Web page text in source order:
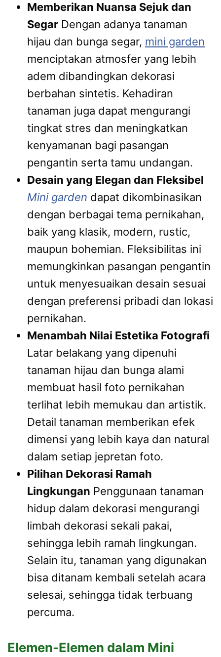
Memberikan Nuansa Sejuk dan
Segar Dengan adanya tanaman
hijau dan bunga segar, mini garden
menciptakan atmosfer yang lebih
adem dibandingkan dekorasi
berbahan sintetis. Kehadiran
tanaman juga dapat mengurangi
tingkat stres dan meningkatkan
kenyamanan bagi pasangan
pengantin serta tamu undangan.
Desain yang Elegan dan Fleksibel
Mini garden dapat dikombinasikan
dengan berbagai tema pernikahan,
baik yang klasik, modern, rustic,
maupun bohemian. Fleksibilitas ini
memungkinkan pasangan pengantin
untuk menyesuaikan desain sesuai
dengan preferensi pribadi dan lokasi
pernikahan.
Menambah Nilai Estetika Fotografi
Latar belakang yang dipenuhi
tanaman hijau dan bunga alami
membuat hasil foto pernikahan
terlihat lebih memukau dan artistik.
Detail tanaman memberikan efek
dimensi yang lebih kaya dan natural
dalam setiap jepretan foto.
Pilihan Dekorasi Ramah
Lingkungan Penggunaan tanaman
hidup dalam dekorasi mengurangi
limbah dekorasi sekali pakai,
sehingga lebih ramah lingkungan.
Selain itu, tanaman yang digunakan
bisa ditanam kembali setelah acara
selesai, sehingga tidak terbuang
percuma.
Elemen-Elemen dalam Mini